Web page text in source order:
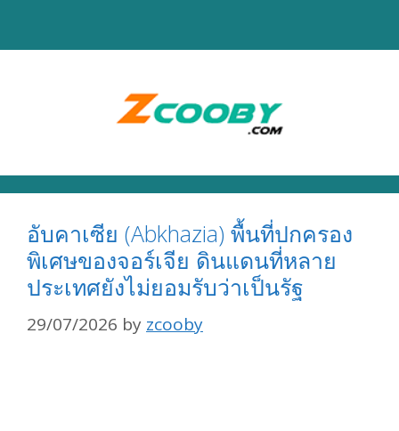
อับคาเซีย (Abkhazia) พื้นที่ปกครอง
พิเศษของจอร์เจีย ดินแดนที่หลาย
ประเทศยังไม่ยอมรับว่าเป็นรัฐ
29/07/2026 by zcooby